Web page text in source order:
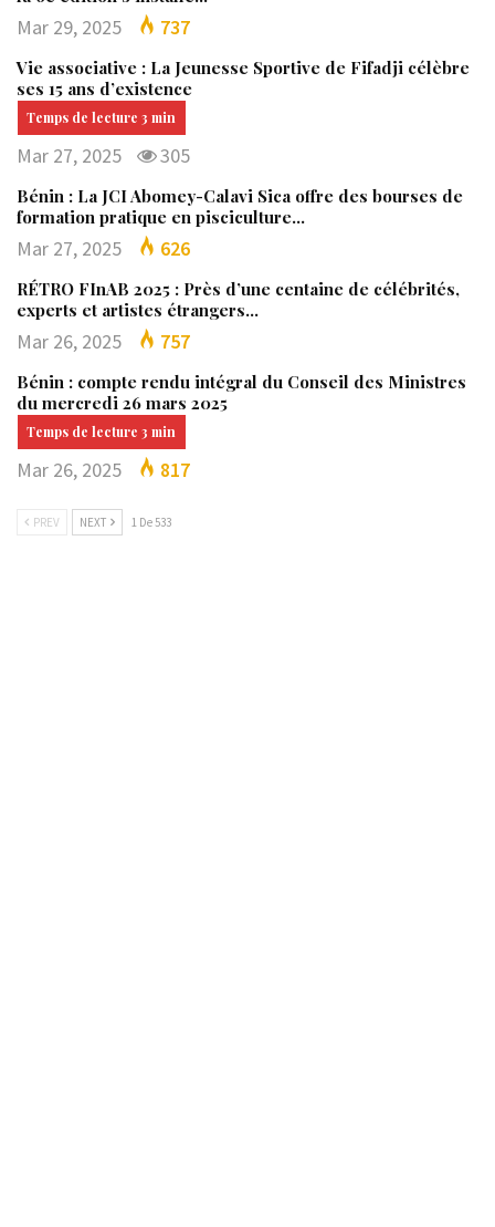
Mar 29, 2025 737
Vie associative : La Jeunesse Sportive de Fifadji célèbre
ses 15 ans d’existence
Mar 27, 2025 305
Bénin : La JCI Abomey-Calavi Sica offre des bourses de
formation pratique en pisciculture…
Mar 27, 2025 626
RÉTRO FInAB 2025 : Près d’une centaine de célébrités,
experts et artistes étrangers…
Mar 26, 2025 757
Bénin : compte rendu intégral du Conseil des Ministres
du mercredi 26 mars 2025
Mar 26, 2025 817
PREV NEXT 1 De 533